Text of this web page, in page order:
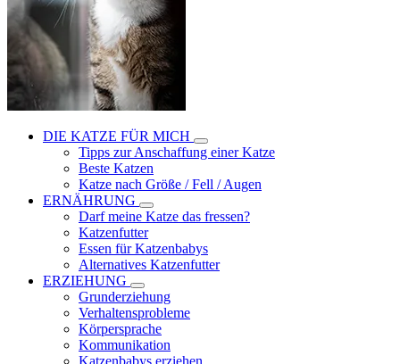
DIE KATZE FÜR MICH
Tipps zur Anschaffung einer Katze
Beste Katzen
Katze nach Größe / Fell / Augen
ERNÄHRUNG
Darf meine Katze das fressen?
Katzenfutter
Essen für Katzenbabys
Alternatives Katzenfutter
ERZIEHUNG
Grunderziehung
Verhaltensprobleme
Körpersprache
Kommunikation
Katzenbabys erziehen